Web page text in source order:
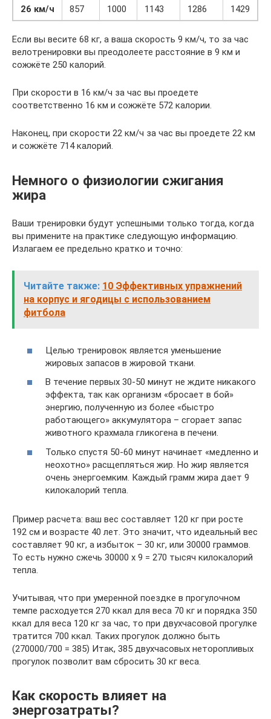
26 км/ч
857 1000 1143 1286 1429
Если вы весите 68 кг, а ваша скорость 9 км/ч, то за час
велотренировки вы преодолеете расстояние в 9 км и
сожжёте 250 калорий.
При скорости в 16 км/ч за час вы проедете
соответственно 16 км и сожжёте 572 калории.
Наконец, при скорости 22 км/ч за час вы проедете 22 км
и сожжёте 714 калорий.
Немного о физиологии сжигания
жира
Ваши тренировки будут успешными только тогда, когда
вы примените на практике следующую информацию.
Излагаем ее предельно кратко и точно:
Читайте также: 10 Эффективных упражнений
на корпус и ягодицы с использованием
фитбола
Целью тренировок является уменьшение
жировых запасов в жировой ткани.
В течение первых 30-50 минут не ждите никакого
эффекта, так как организм «бросает в бой»
энергию, полученную из более «быстро
работающего» аккумулятора – сгорает запас
животного крахмала гликогена в печени.
Только спустя 50-60 минут начинает «медленно и
неохотно» расщепляться жир. Но жир является
очень энергоемким. Каждый грамм жира дает 9
килокалорий тепла.
Пример расчета: ваш вес составляет 120 кг при росте
192 см и возрасте 40 лет. Это значит, что идеальный вес
составляет 90 кг, а избыток – 30 кг, или 30000 граммов.
То есть нужно сжечь 30000 х 9 = 270 тысяч килокалорий
тепла.
Учитывая, что при умеренной поездке в прогулочном
темпе расходуется 270 ккал для веса 70 кг и порядка 350
ккал для веса 120 кг за час, то при двухчасовой прогулке
тратится 700 ккал. Таких прогулок должно быть
(270000/700 = 385) Итак, 385 двухчасовых неторопливых
прогулок позволит вам сбросить 30 кг веса.
Как скорость влияет на
энергозатраты?